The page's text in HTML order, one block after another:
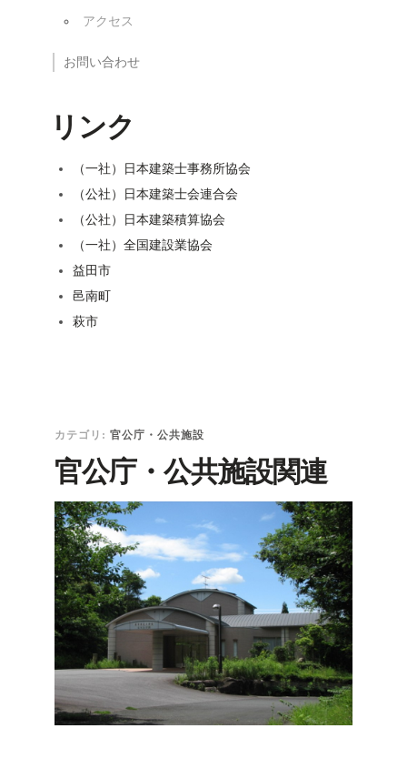
アクセス
お問い合わせ
リンク
（一社）日本建築士事務所協会
（公社）日本建築士会連合会
（公社）日本建築積算協会
（一社）全国建設業協会
益田市
邑南町
萩市
カテゴリ: 官公庁・公共施設
官公庁・公共施設関連